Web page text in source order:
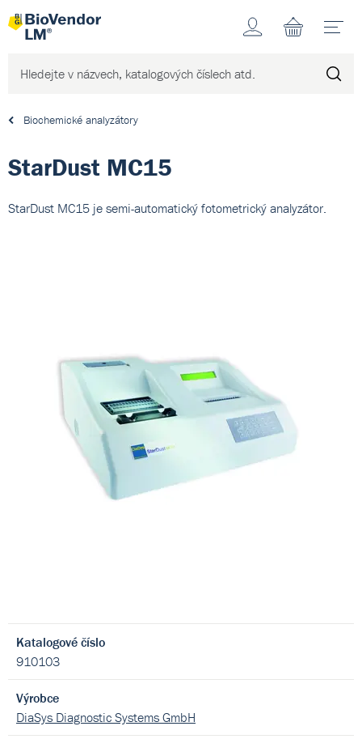
Účet
Biochemické analyzátory
StarDust MC15
StarDust MC15 je semi-automatický fotometrický analyzátor.
Katalogové číslo
910103
Výrobce
DiaSys Diagnostic Systems GmbH